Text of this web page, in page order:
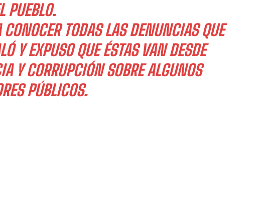
PUEBLO.
TODAS LAS DENUNCIAS QUE
Y EXPUSO QUE ÉSTAS VAN DESDE
Y CORRUPCIÓN SOBRE ALGUNOS
PÚBLICOS.